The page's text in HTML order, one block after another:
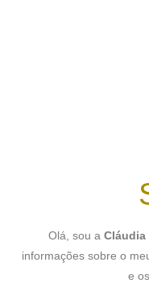
Olá, sou a Cláudia
informações sobre o
e